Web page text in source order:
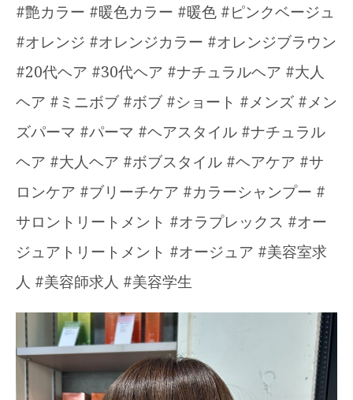
#艶カラー #暖色カラー #暖色 #ピンクベージュ
#オレンジ #オレンジカラー #オレンジブラウン
#20代ヘア #30代ヘア #ナチュラルヘア #大人
ヘア #ミニボブ #ボブ #ショート #メンズ #メン
ズパーマ #パーマ #ヘアスタイル #ナチュラル
ヘア #大人ヘア #ボブスタイル #ヘアケア #サ
ロンケア #ブリーチケア #カラーシャンプー #
サロントリートメント #オラプレックス #オー
ジュアトリートメント #オージュア #美容室求
人 #美容師求人 #美容学生